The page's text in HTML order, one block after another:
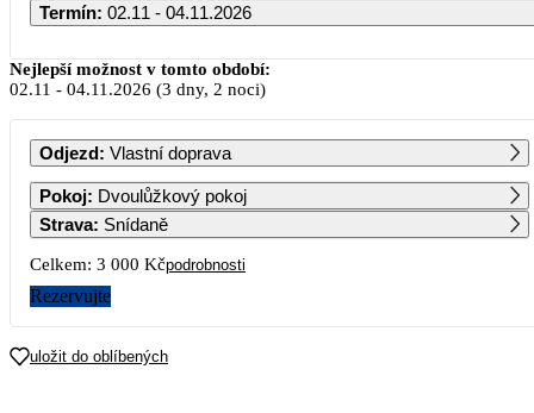
Termín: 02.11 - 04.11.2026
Listopad 2026
PO ÚT ST ČT PÁ SO NE
1
2
1 500
3
1 500
4
1 500
5 6 7 8
1 500 1 500 1 500 1 500 1 500 1 500 1 500
16
Nejlepší možnost v tomto období:
02.11 - 04.11.2026 (3 dny, 2 noci)
Odjezd: Vlastní doprava
Pokoj: Dvoulůžkový pokoj
Strava: Snídaně
Celkem: 3 000 Kčpodrobnosti
Rezervujte
uložit do oblíbených